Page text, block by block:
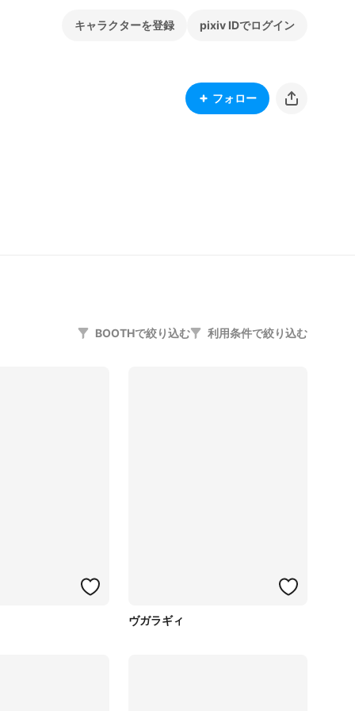
キャラクターを登録 pixiv IDでログイン
フォロー
BOOTHで絞り込む 利用条件で絞り込む
ヴガラギィ